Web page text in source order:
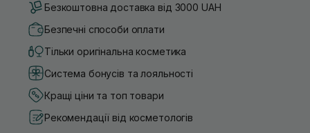
Безкоштовна доставка від 3000 UAH
Безпечні способи оплати
Тільки оригінальна косметика
Система бонусів та лояльності
Кращі ціни та топ товари
Рекомендації від косметологів